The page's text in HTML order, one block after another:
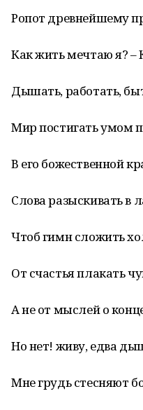
Ропот древнейшему
Как жить мечтаю я? –
Дышать, работать,
Мир постигать умом
В его божественной
Слова разыскивать в
Чтоб гимн сложить
От счастья плакать
А не от мыслей о
Но нет! живу, едва
Мне грудь стесняют